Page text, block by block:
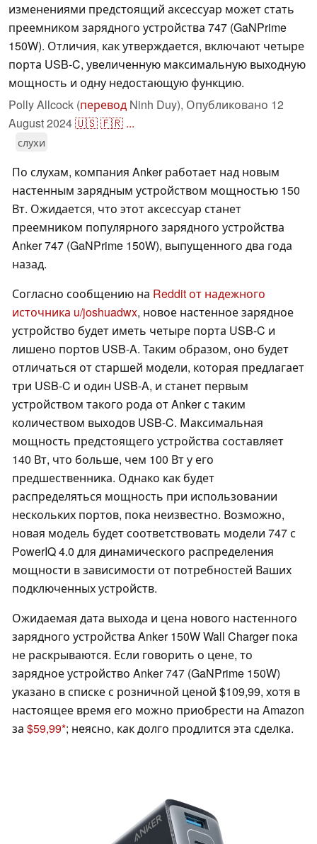
изменениями предстоящий аксессуар может стать
преемником зарядного устройства 747 (GaNPrime
150W). Отличия, как утверждается, включают четыре
порта USB-C, увеличенную максимальную выходную
мощность и одну недостающую функцию.
Polly Allcock (перевод Ninh Duy), Опубликовано 12
August 2024🇺🇸🇫🇷 ...
слухи
По слухам, компания Anker работает над новым
настенным зарядным устройством мощностью 150
Вт. Ожидается, что этот аксессуар станет
преемником популярного зарядного устройства
Anker 747 (GaNPrime 150W), выпущенного два года
назад.
Согласно сообщению на Reddit от надежного
источника u/joshuadwx, новое настенное зарядное
устройство будет иметь четыре порта USB-C и
лишено портов USB-A. Таким образом, оно будет
отличаться от старшей модели, которая предлагает
три USB-C и один USB-A, и станет первым
устройством такого рода от Anker с таким
количеством выходов USB-C. Максимальная
мощность предстоящего устройства составляет
140 Вт, что больше, чем 100 Вт у его
предшественника. Однако как будет
распределяться мощность при использовании
нескольких портов, пока неизвестно. Возможно,
новая модель будет соответствовать модели 747 с
PowerIQ 4.0 для динамического распределения
мощности в зависимости от потребностей Ваших
подключенных устройств.
Ожидаемая дата выхода и цена нового настенного
зарядного устройства Anker 150W Wall Charger пока
не раскрываются. Если говорить о цене, то
зарядное устройство Anker 747 (GaNPrime 150W)
указано в списке с розничной ценой $109,99, хотя в
настоящее время его можно приобрести на Amazon
за $59,99 ; неясно, как долго продлится эта сделка.